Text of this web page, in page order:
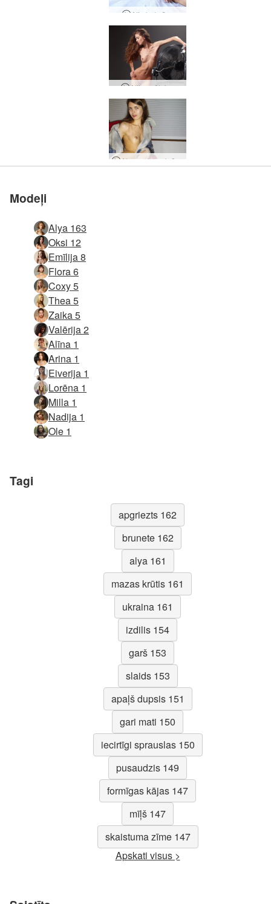
Alja balerīna
Alija - vējains
Modeļi
Alya 163
Oksi 12
Emīlija 8
Flora 6
Coxy 5
Thea 5
Zaika 5
Valērija 2
Alīna 1
Arina 1
Eiverija 1
Lorēna 1
Milla 1
Nadija 1
Ole 1
Tagi
apgriezts 162
brunete 162
alya 161
mazas krūtis 161
ukraina 161
izdilis 154
garš 153
slaids 153
apaļš dupsis 151
gari mati 150
iecirtīgi sprauslas 150
pusaudzis 149
formīgas kājas 147
mīļš 147
skaistuma zīme 147
Apskati visus >